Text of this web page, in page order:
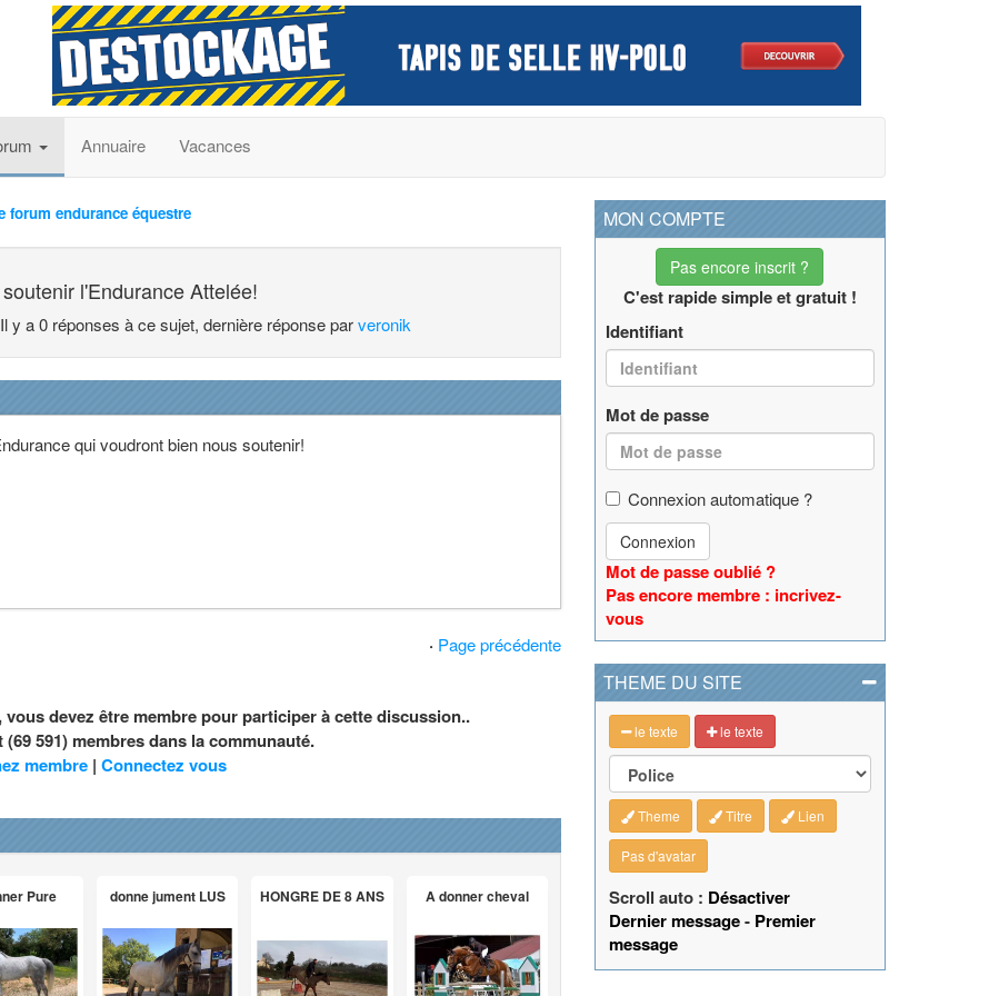
Annuaire Vacances
forum endurance équestre
l'Endurance Attelée!
y a 0 réponses à ce sujet, dernière réponse parveronik
qui voudront bien nous soutenir!
· Page précédente
devez être membre pour participer à cette discussion..
(69 591) membres dans la communauté.
membre| Connectez vous
Pure donne jument LUS HONGRE DE 8 ANS A donner cheval
MON COMPTE
Pas encore inscrit ?
C'est rapide simple et gratuit !
Identifiant
Mot de passe
Connexion automatique ?
Connexion
Mot de passe oublié ?
Pas encore membre : incrivez-
vous
THEME DU SITE
le texte le texte
Theme Titre Lien
Pas d'avatar
Scroll auto : Désactiver
Dernier message- Premier
message